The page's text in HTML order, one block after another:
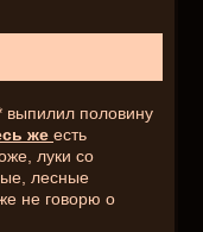
выпилил половину
же есть
луки со
лесные
не говорю о